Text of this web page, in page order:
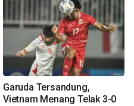
Garuda Tersandung,
Vietnam Menang Telak 3-0